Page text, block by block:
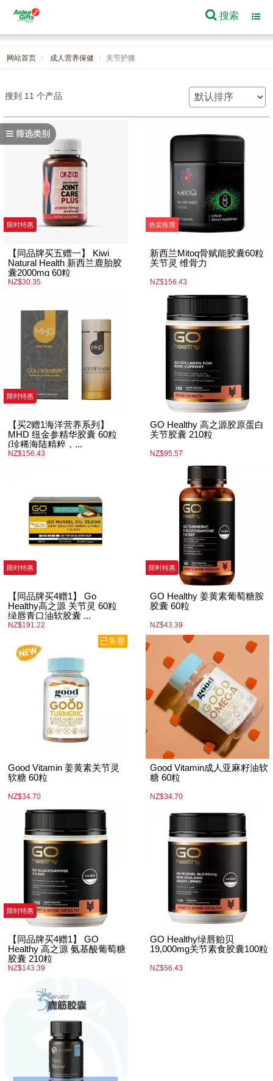
搜索
网站首页 成人营养保健 关节护膝
筛选类别
搜到 11 个产品
限时特惠
【同品牌买五赠一】 Kiwi
Natural Health 新西兰鹿胎胶
囊2000mg 60粒
NZ$30.35
热卖推荐
新西兰Mitoq骨赋能胶囊60粒
关节灵 维骨力
NZ$156.43
限时特惠
【买2赠1海洋营养系列】
MHD 纽金参精华胶囊 60粒
(珍稀海陆精粹，...
NZ$156.43
GO Healthy 高之源胶原蛋白
关节胶囊 210粒
NZ$95.57
限时特惠
【同品牌买4赠1】 Go
Healthy高之源 关节灵 60粒
绿唇青口油软胶囊 ...
NZ$191.22
限时特惠
GO Healthy 姜黄素葡萄糖胺
胶囊 60粒
NZ$43.39
已售罄
Good Vitamin 姜黄素关节灵
软糖 60粒
NZ$34.70
Good Vitamin成人亚麻籽油软
糖 60粒
NZ$34.70
限时特惠
【同品牌买4赠1】 GO
Healthy 高之源 氨基酸葡萄糖
胶囊 210粒
NZ$143.39
GO Healthy绿唇贻贝
19,000mg关节素食胶囊100粒
NZ$56.43